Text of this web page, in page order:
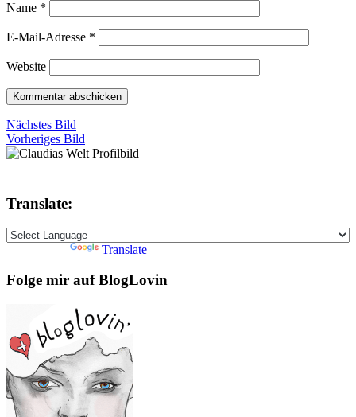
Name *
E-Mail-Adresse *
Website
Nächstes Bild
Vorheriges Bild
Translate:
Translate
Folge mir auf BlogLovin